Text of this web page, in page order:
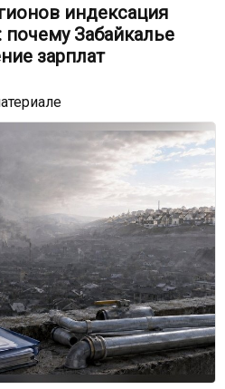
индексация
почему Забайкалье
зарплат